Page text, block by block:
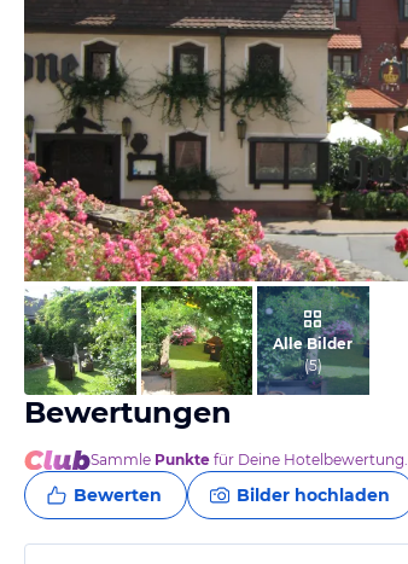
vom Hotelier, Juli 2014
Alle Bilder
(5)
Bewertungen
Sammle Punkte für Deine Hotelbewertung.
Bewerten Bilder hochladen